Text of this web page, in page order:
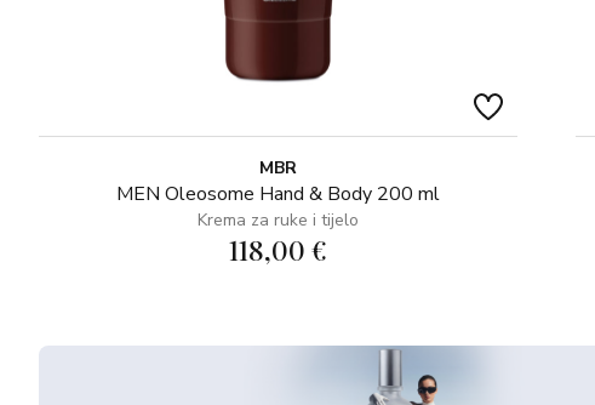
MBR
MEN Oleosome Hand & Body 200 ml
Krema za ruke i tijelo
118,00 €